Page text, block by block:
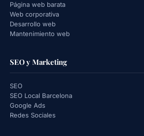
Página web barata
Web corporativa
Desarrollo web
Mantenimiento web
SEO y Marketing
SEO
SEO Local Barcelona
Google Ads
Redes Sociales